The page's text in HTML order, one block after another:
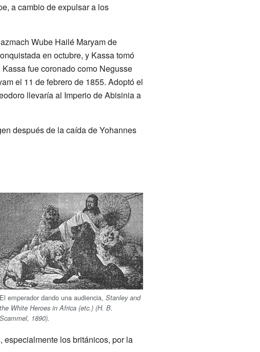
a cambio de expulsar a los
Wube Hailé Maryam de
en octubre, y Kassa tomó
fue coronado como Negusse
el 11 de febrero de 1855. Adoptó el
llevaría al Imperio de Abisinia a
después de la caída de Yohannes
El emperador dando una audiencia,Stanley and
the White Heroes in Africa (etc.) (H. B.
Scammel, 1890).
especialmente los británicos, por la